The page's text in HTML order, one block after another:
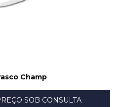
Champ
SOB CONSULTA